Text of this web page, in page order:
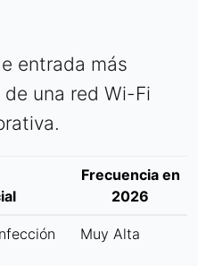
entrada más
una red Wi-Fi
Frecuencia en
2026
Muy Alta